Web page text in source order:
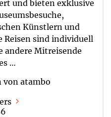
und bieten exklusive
Künstlern und
Reisen sind individuell
andere Mitreisende
…
von atambo